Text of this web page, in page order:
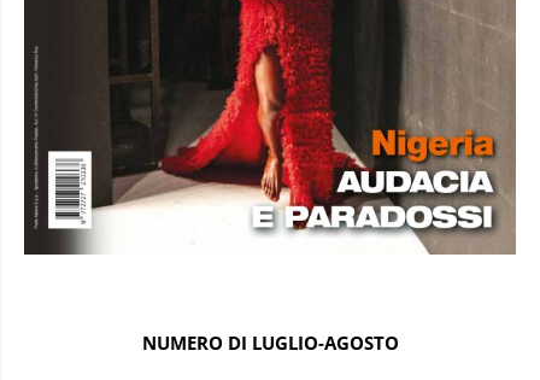
NUMERO DI LUGLIO-AGOSTO